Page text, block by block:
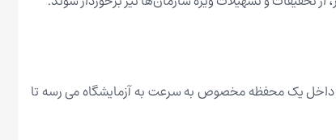
داخل یک محفظه مخصوص به سرعت به آزمایشگاه می رسه تا